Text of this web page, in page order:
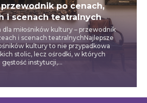
po cenach,
i scenach teatralnych
dla miłośników kultury – przewodnik
i scenach teatralnychNajlepsze
kultury to nie przypadkowa
stolic, lecz ośrodki, w których
gęstość instytucji,...